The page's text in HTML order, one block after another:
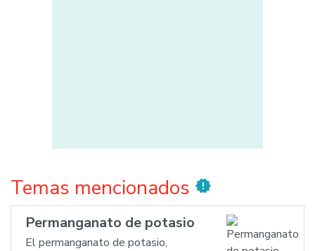
Temas mencionados new_releases
Permanganato de potasio
El permanganato de potasio,